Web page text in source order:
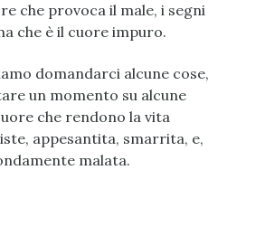
che provoca il male, i segni
che è il cuore impuro.
domandarci alcune cose,
un momento su alcune
che rendono la vita
appesantita, smarrita, e,
malata.